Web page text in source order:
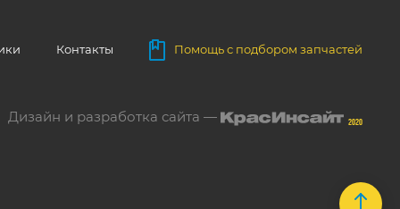
Контакты Помощь с подбором запчастей
Дизайн и разработка сайта — 2020